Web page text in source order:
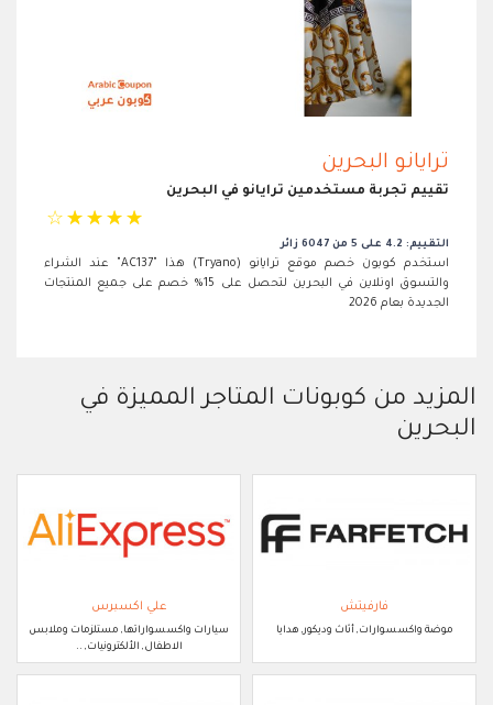
ترايانو البحرين
تقييم تجربة مستخدمين ترايانو في البحرين
☆ ☆ ☆ ☆ ☆
التقييم: 4.2 على 5 من 6047 زائر
استخدم كوبون خصم موقع ترايانو (Tryano) هذا "AC137" عند الشراء
والتسوق اونلاين في البحرين لتحصل على 15% خصم على جميع المنتجات
الجديدة بعام 2026
المزيد من كوبونات المتاجر المميزة في
البحرين
فارفيتش
موضة واكسسوارات, أثاث وديكور, هدايا
علي اكسبرس
سيارات واكسسواراتها, مستلزمات وملابس
الاطفال, الألكترونيات, ..